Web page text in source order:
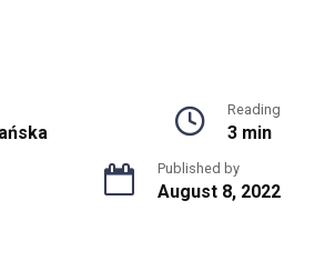
Reading
3 min
Published by
August 8, 2022